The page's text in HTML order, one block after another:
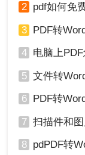
2 pdf如何免费转
3 PDF转Word的
4 电脑上PDF怎么免
5 文件转Word形
6 PDF转Word
7 扫描件和图
8 pdPDF转